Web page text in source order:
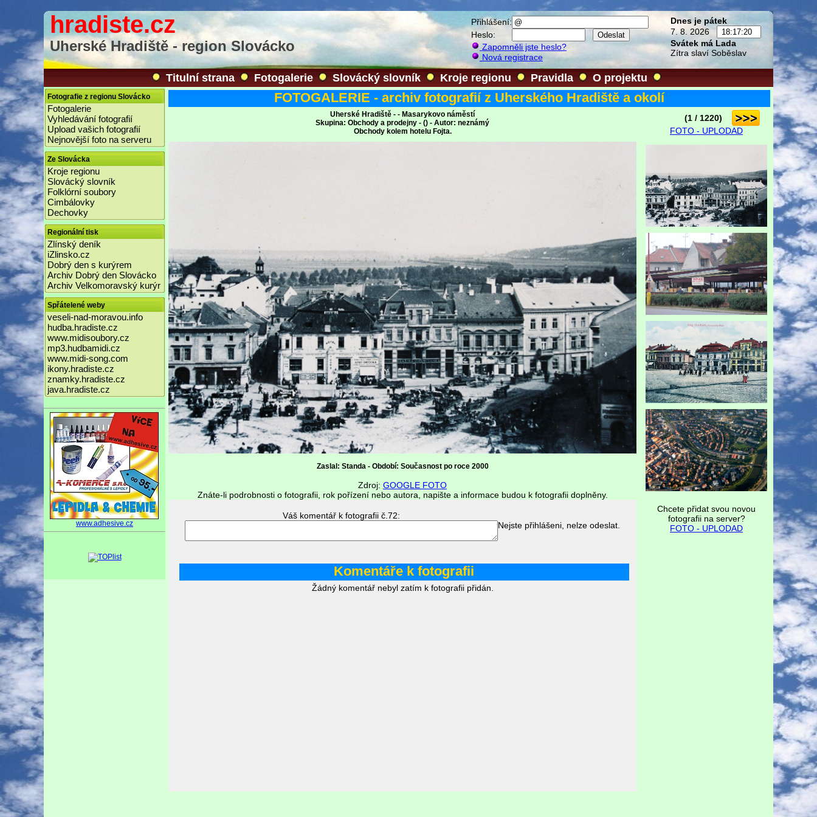
Přihlášení:
Heslo:
Zapomněli jste heslo?
Nová registrace
Dnes je pátek
7. 8. 2026
Svátek má Lada
Zítra slaví Soběslav
hradiste.cz
Uherské Hradiště - region Slovácko
Titulní strana Fotogalerie Slovácký slovník Kroje regionu Pravidla O projektu
Fotografie z regionu Slovácko
Fotogalerie
Vyhledávání fotografií
Upload vašich fotografií
Nejnovější foto na serveru
Ze Slovácka
Kroje regionu
Slovácký slovník
Folklórní soubory
Cimbálovky
Dechovky
Regionální tisk
Zlínský deník
iZlinsko.cz
Dobrý den s kurýrem
Archiv Dobrý den Slovácko
Archiv Velkomoravský kurýr
Spřátelené weby
veseli-nad-moravou.info
hudba.hradiste.cz
www.midisoubory.cz
mp3.hudbamidi.cz
www.midi-song.com
ikony.hradiste.cz
znamky.hradiste.cz
java.hradiste.cz
www.adhesive.cz
FOTOGALERIE - archiv fotografií z Uherského Hradiště a okolí
Uherské Hradiště - - Masarykovo náměstí
Skupina: Obchody a prodejny - () - Autor: neznámý
Obchody kolem hotelu Fojta.
(1 / 1220)
FOTO - UPLODAD
Zaslal: Standa - Období: Současnost po roce 2000
Zdroj: GOOGLE FOTO
Znáte-li podrobnosti o fotografii, rok pořízení nebo autora, napište a informace budou k fotografii doplněny.
Chcete přidat svou novou
fotografii na server?
FOTO - UPLODAD